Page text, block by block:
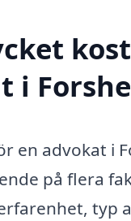
i
en advokat i
på flera
typ